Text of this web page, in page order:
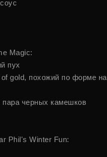
Magic:
пух
gold, похожий по форме на
пара черных камешков
Phil's Winter Fun: